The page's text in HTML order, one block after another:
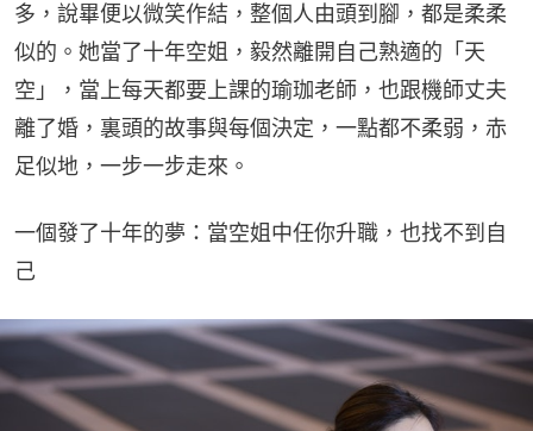
多，說畢便以微笑作結，整個人由頭到腳，都是柔柔
似的。她當了十年空姐，毅然離開自己熟適的「天
空」，當上每天都要上課的瑜珈老師，也跟機師丈夫
離了婚，裏頭的故事與每個決定，一點都不柔弱，赤
足似地，一步一步走來。
一個發了十年的夢：當空姐中任你升職，也找不到自
己